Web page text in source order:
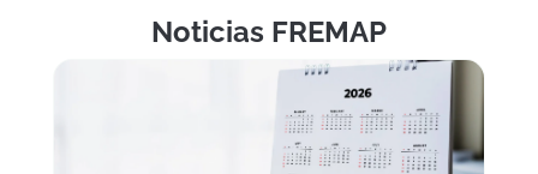
Noticias FREMAP